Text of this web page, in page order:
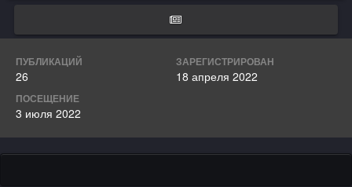
ПУБЛИКАЦИЙ
26
ЗАРЕГИСТРИРОВАН
18 апреля 2022
ПОСЕЩЕНИЕ
3 июля 2022